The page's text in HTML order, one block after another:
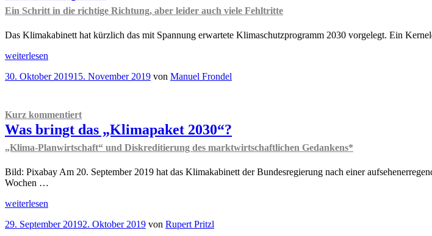
Im
dominiert
Planwirtschaft
Ein Schritt in die richtige Richtung, aber leider auch viele Fehltritte
Das Klimakabinett hat kürzlich das mit Spannung erwartete Klimaschutzprogramm 2030 vorgelegt. Ein
„Das
Ein
die
richtige
Richtung,
aber
leider
viele
Fehltritte “
weiterlesen
Veröffentlicht
30. Oktober 201915. November 2019 von Manuel Frondel
Kurz kommentiert
Was bringt das „Klimapaket 2030“?
„Klima-Planwirtschaft“ und Diskreditierung des marktwirtschaftlichen Gedankens*
Bild: Pixabay Am 20. September 2019 hat das Klimakabinett der Bundesregierung nach einer
Wochen …
„Kurz
Was
weiterlesen
Veröffentlicht
29. September 20192. Oktober 2019 von Rupert Pritzl